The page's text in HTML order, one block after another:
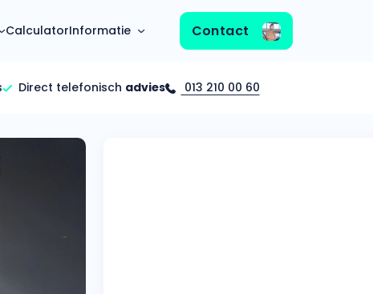
CalculatorInformatie
Over ons
Zakelijk
Contact
Direct telefonisch advies 013 210 00 60